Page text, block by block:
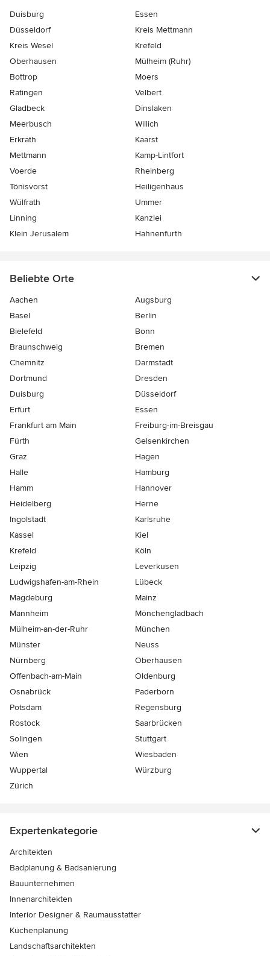
Duisburg
Essen
Düsseldorf
Kreis Mettmann
Kreis Wesel
Krefeld
Oberhausen
Mülheim (Ruhr)
Bottrop
Moers
Ratingen
Velbert
Gladbeck
Dinslaken
Meerbusch
Willich
Erkrath
Kaarst
Mettmann
Kamp-Lintfort
Voerde
Rheinberg
Tönisvorst
Heiligenhaus
Wülfrath
Ummer
Linning
Kanzlei
Klein Jerusalem
Hahnenfurth
Beliebte Orte
Aachen
Augsburg
Basel
Berlin
Bielefeld
Bonn
Braunschweig
Bremen
Chemnitz
Darmstadt
Dortmund
Dresden
Duisburg
Düsseldorf
Erfurt
Essen
Frankfurt am Main
Freiburg-im-Breisgau
Fürth
Gelsenkirchen
Graz
Hagen
Halle
Hamburg
Hamm
Hannover
Heidelberg
Herne
Ingolstadt
Karlsruhe
Kassel
Kiel
Krefeld
Köln
Leipzig
Leverkusen
Ludwigshafen-am-Rhein
Lübeck
Magdeburg
Mainz
Mannheim
Mönchen­gladbach
Mülheim-an-der-Ruhr
München
Münster
Neuss
Nürnberg
Oberhausen
Offenbach-am-Main
Oldenburg
Osnabrück
Paderborn
Potsdam
Regensburg
Rostock
Saarbrücken
Solingen
Stuttgart
Wien
Wiesbaden
Wuppertal
Würzburg
Zürich
Expertenkategorie
Architekten
Badplanung & Badsanierung
Bauunternehmen
Innenarchitekten
Interior Designer & Raumausstatter
Küchenplanung
Landschaftsarchitekten